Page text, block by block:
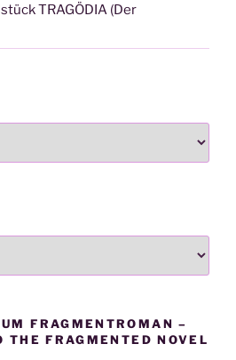
TRAGÖDIA (Der
FRAGMENTROMAN –
THE FRAGMENTED NOVEL